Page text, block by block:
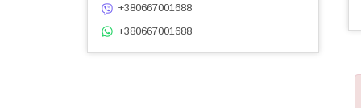
+380667001688
+380667001688